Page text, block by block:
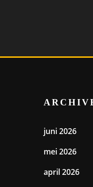
juni 2026
mei 2026
april 2026